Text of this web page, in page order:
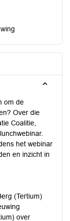
om de
Over die
Coalitie,
het webinar
en inzicht in
(Tertium)
over